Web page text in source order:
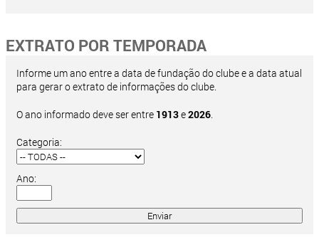
EXTRATO POR TEMPORADA
Informe um ano entre a data de fundação do clube e a data atual
para gerar o extrato de informações do clube.
O ano informado deve ser entre 1913e2026.
Categoria:
Ano: